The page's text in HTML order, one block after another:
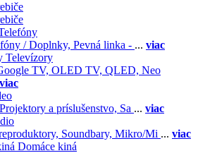
/ Doplnky, Pevná linka - ... viac
Televízory
TV, OLED TV, QLED, Neo
viac
Projektory a príslušenstvo, Sa ... viac
Soundbary, Mikro/Mi ... viac
Domáce kiná